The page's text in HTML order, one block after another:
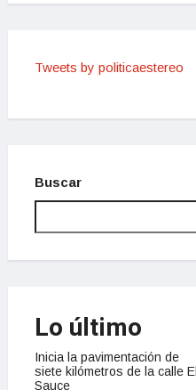
Tweets by politicaestereo
Buscar
Lo último
Inicia la pavimentación de
siete kilómetros de la calle El
Sauce